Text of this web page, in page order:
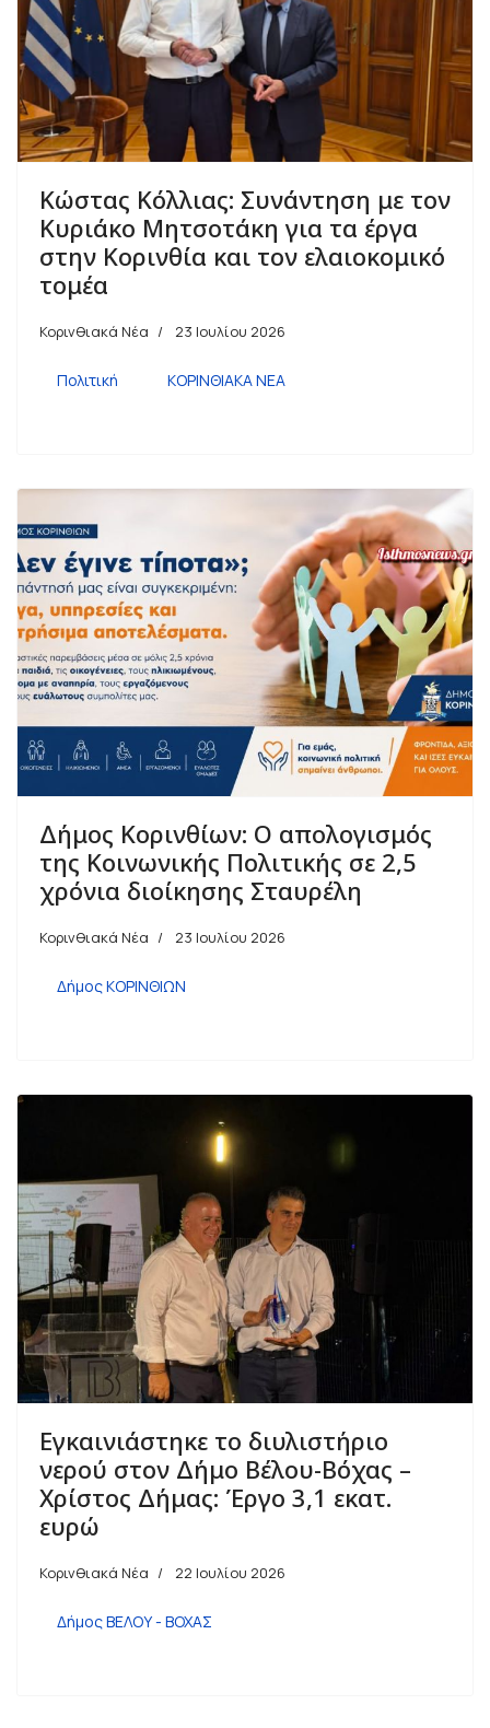
Κώστας Κόλλιας: Συνάντηση με τον
Κυριάκο Μητσοτάκη για τα έργα
στην Κορινθία και τον ελαιοκομικό
τομέα
Κορινθιακά Νέα 23 Ιουλίου 2026
Πολιτική ΚΟΡΙΝΘΙΑΚΑ ΝΕΑ
Δήμος Κορινθίων: Ο απολογισμός
της Κοινωνικής Πολιτικής σε 2,5
χρόνια διοίκησης Σταυρέλη
Κορινθιακά Νέα 23 Ιουλίου 2026
Δήμος ΚΟΡΙΝΘΙΩΝ
Εγκαινιάστηκε το διυλιστήριο
νερού στον Δήμο Βέλου-Βόχας –
Χρίστος Δήμας: Έργο 3,1 εκατ.
ευρώ
Κορινθιακά Νέα 22 Ιουλίου 2026
Δήμος ΒΕΛΟΥ - ΒΟΧΑΣ